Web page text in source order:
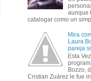
aunque
catalogar como un
Mira
Laura
pareja
Esta
Bozzo,
Cristian Zuárez le fue